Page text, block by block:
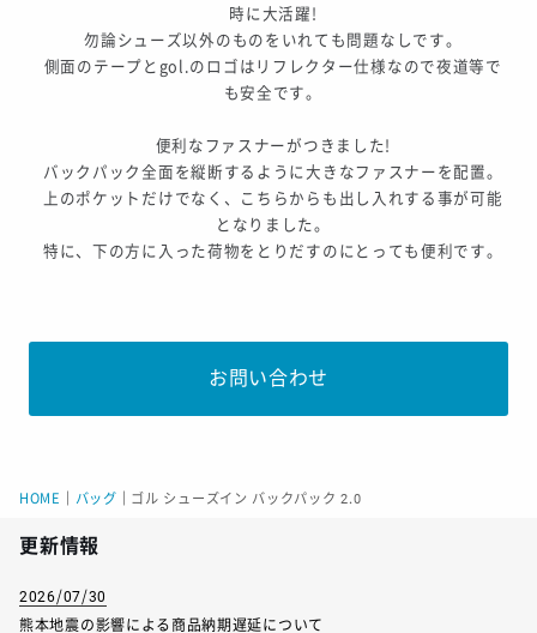
時に大活躍!
勿論シューズ以外のものをいれても問題なしです。
側面のテープとgol.のロゴはリフレクター仕様なので夜道等で
も安全です。
便利なファスナーがつきました!
バックパック全面を縦断するように大きなファスナーを配置。
上のポケットだけでなく、こちらからも出し入れする事が可能
となりました。
特に、下の方に入った荷物をとりだすのにとっても便利です。
お問い合わせ
HOME バッグ ゴル シューズイン バックパック 2.0
更新情報
2026/07/30
熊本地震の影響による商品納期遅延について